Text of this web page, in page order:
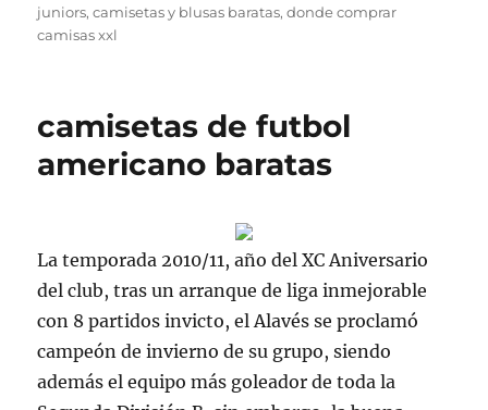
el
juniors,camisetas y blusas baratas,donde comprar
camisas xxl
camisetas de futbol
americano baratas
La temporada 2010/11, año del XC Aniversario
del club, tras un arranque de liga inmejorable
con 8 partidos invicto, el Alavés se proclamó
campeón de invierno de su grupo, siendo
además el equipo más goleador de toda la